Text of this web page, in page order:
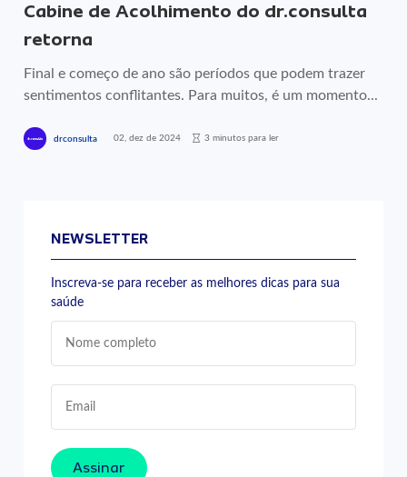
Cabine de Acolhimento do dr.consulta
retorna
Final e começo de ano são períodos que podem trazer
sentimentos conflitantes. Para muitos, é um momento...
drconsulta 02, dez de 2024 3 minutos para ler
NEWSLETTER
Inscreva-se para receber as melhores dicas para sua
saúde
Assinar